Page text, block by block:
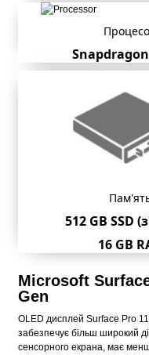
512 GB SSD
16 GB
Microsoft
Gen
OLED дисплей Surface Pro
забезпечує більш широкий
сенсорного екрана, має